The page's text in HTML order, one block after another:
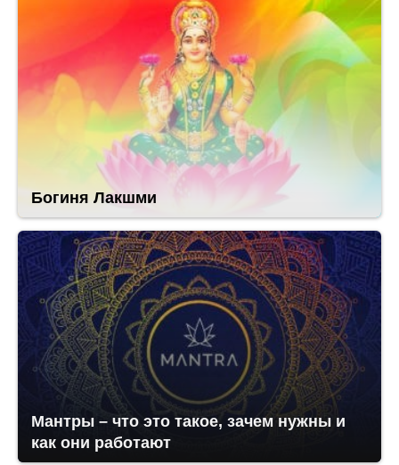
Богиня Лакшми
Мантры – что это такое, зачем нужны и
как они работают